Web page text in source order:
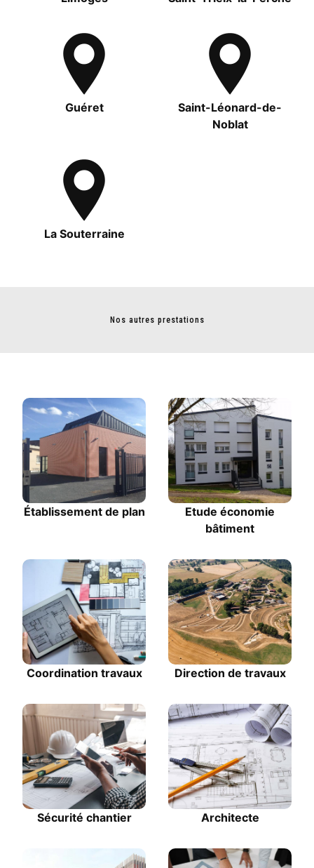
Guéret
Saint-Léonard-de-
Noblat
La Souterraine
Nos autres prestations
Établissement de plan
Etude économie
bâtiment
Coordination travaux Direction de travaux
Sécurité chantier Architecte